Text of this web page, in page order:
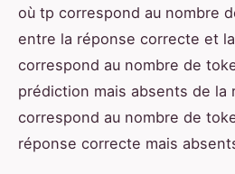
où tp correspond au nombre
entre la réponse correcte et
correspond au nombre de
prédiction mais absents de
correspond au nombre de
réponse correcte mais